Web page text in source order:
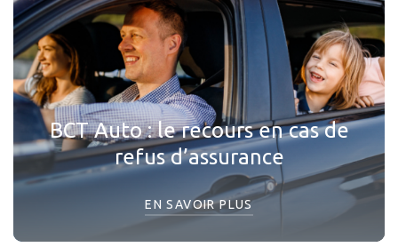
BCT Auto : le recours en cas de
refus d’assurance
EN SAVOIR PLUS